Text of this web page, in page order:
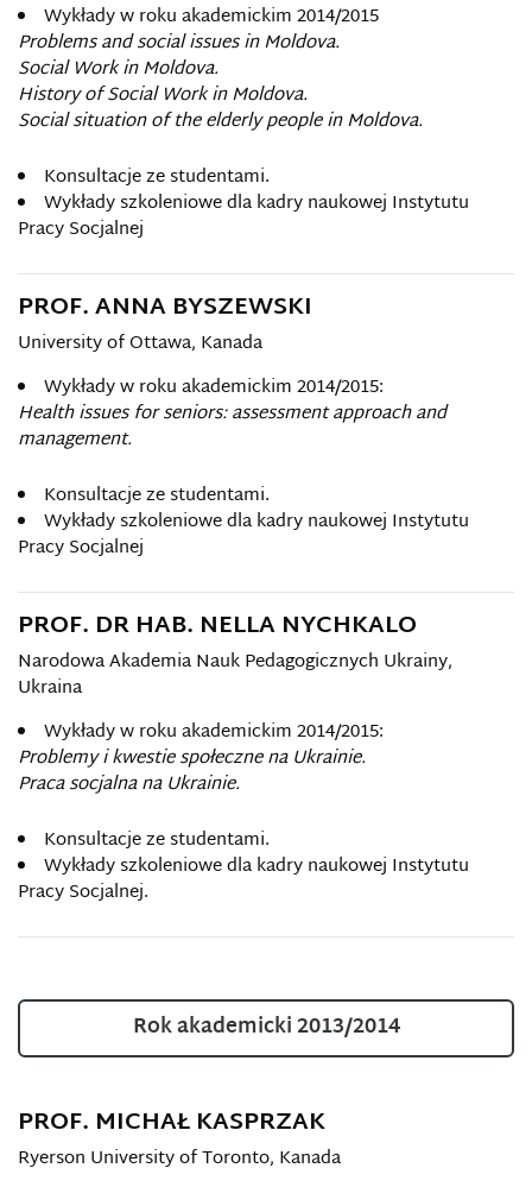
Wykłady w roku akademickim 2014/2015
Problems and social issues in Moldova.
Social Work in Moldova.
History of Social Work in Moldova.
Social situation of the elderly people in Moldova.
Konsultacje ze studentami.
Wykłady szkoleniowe dla kadry naukowej Instytutu
Pracy Socjalnej
PROF. ANNA BYSZEWSKI
University of Ottawa, Kanada
Wykłady w roku akademickim 2014/2015:
Health issues for seniors: assessment approach and
management.
Konsultacje ze studentami.
Wykłady szkoleniowe dla kadry naukowej Instytutu
Pracy Socjalnej
PROF. DR HAB. NELLA NYCHKALO
Narodowa Akademia Nauk Pedagogicznych Ukrainy,
Ukraina
Wykłady w roku akademickim 2014/2015:
Problemy i kwestie społeczne na Ukrainie.
Praca socjalna na Ukrainie.
Konsultacje ze studentami.
Wykłady szkoleniowe dla kadry naukowej Instytutu
Pracy Socjalnej.
Rok akademicki 2013/2014
PROF. MICHAŁ KASPRZAK
Ryerson University of Toronto, Kanada